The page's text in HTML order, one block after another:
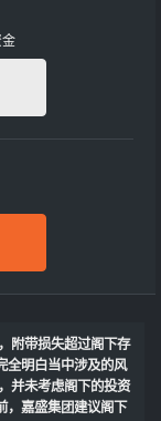
附带损失超过阁下存
全明白当中涉及的风
并未考虑阁下的投资
，嘉盛集团建议阁下